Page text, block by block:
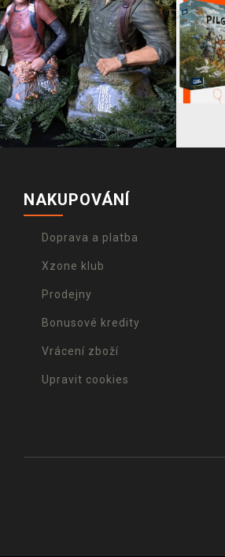
NAKUPOVÁNÍ
Doprava a platba
Xzone klub
Prodejny
Bonusové kredity
Vrácení zboží
Upravit cookies